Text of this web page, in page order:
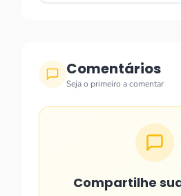
Comentários
Seja o primeiro a comentar
Compartilhe